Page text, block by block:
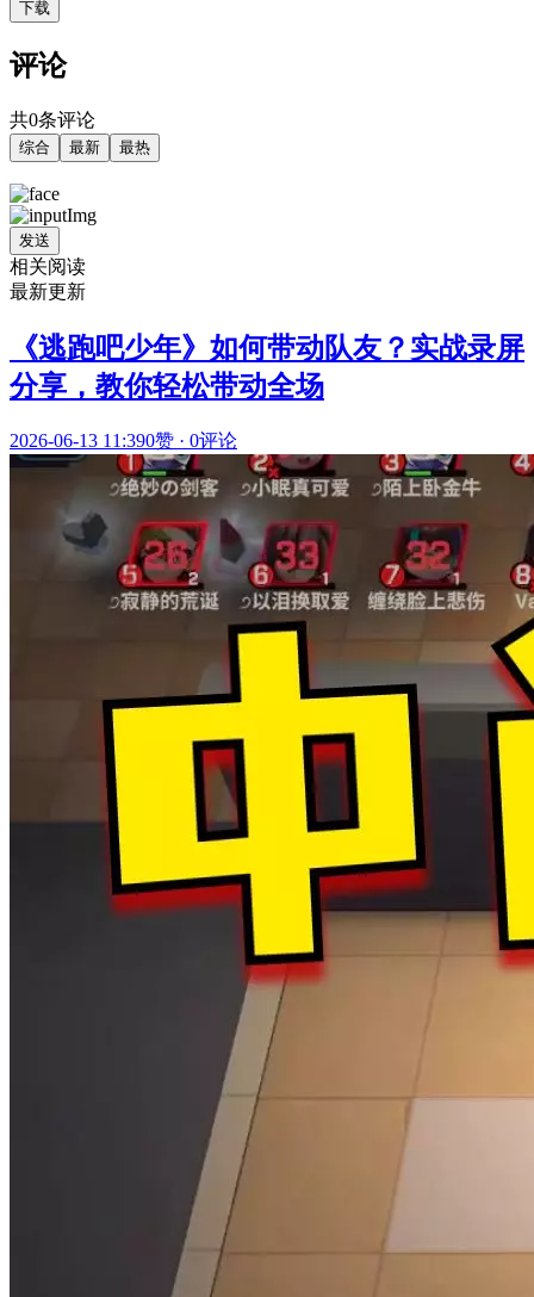
下载
评论
共0条评论
综合 最新 最热
发送
相关阅读
最新更新
《逃跑吧少年》如何带动队友？实战录屏
分享，教你轻松带动全场
2026-06-13 11:390赞 · 0评论